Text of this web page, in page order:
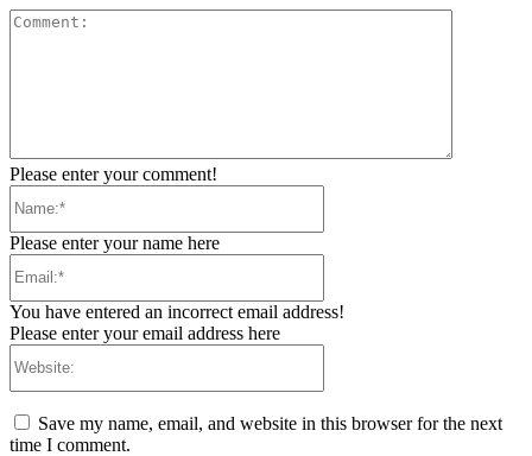
Please enter your comment!
Please enter your name here
You have entered an incorrect email address!
Please enter your email address here
Save my name, email, and website in this browser for the next
time I comment.